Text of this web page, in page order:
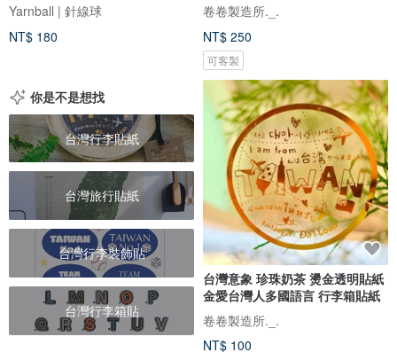
Yarnball | 針線球
NT$ 180
卷卷製造所._.
NT$ 250
可客製
你是不是想找
台灣行李貼紙
台灣旅行貼紙
台灣行李裝飾貼
台灣行李箱貼
台灣意象 珍珠奶茶 燙金透明貼紙
金愛台灣人多國語言 行李箱貼紙
卷卷製造所._.
NT$ 100